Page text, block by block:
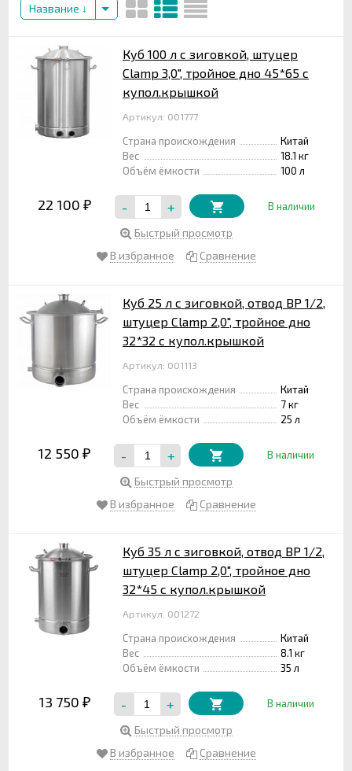
Название
Куб 100 л с зиговкой, штуцер
Clamp 3,0", тройное дно 45*65 с
купол.крышкой
Артикул: 001777
Страна происхождения
Китай
Вес
18.1 кг
Объём ёмкости
100 л
22 100 ₽ - + В наличии
Быстрый просмотр
В избранное
Сравнение
Куб 25 л с зиговкой, отвод ВР 1/2,
штуцер Clamp 2,0", тройное дно
32*32 с купол.крышкой
Артикул: 001113
Страна происхождения
Китай
Вес
7 кг
Объём ёмкости
25 л
12 550 ₽ - + В наличии
Быстрый просмотр
В избранное
Сравнение
Куб 35 л с зиговкой, отвод ВР 1/2,
штуцер Clamp 2,0", тройное дно
32*45 с купол.крышкой
Артикул: 001272
Страна происхождения
Китай
Вес
8.1 кг
Объём ёмкости
35 л
13 750 ₽ - + В наличии
Быстрый просмотр
В избранное
Сравнение